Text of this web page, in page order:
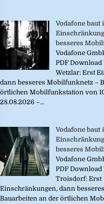
Vodafone baut
besseres
Vodafone
PDF
Wetzlar: Erst
dann besseres Mobilfunknetz –
örtlichen Mobilfunkstation von
28.08.2026 –...
Vodafone
besseres
Vodafone
PDF
Troisdorf: Erst
Einschränkungen, dann
Bauarbeiten an der örtlichen